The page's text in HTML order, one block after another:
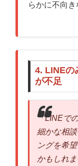
らかに不向き
4. LINEの
が不足
「LINEで
細かな相
ングを希
かもしれま